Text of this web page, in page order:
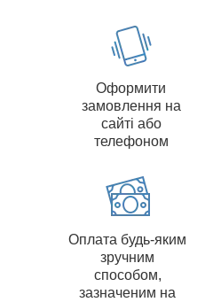
Оформити
замовлення на
сайті або
телефоном
Оплата будь-яким
зручним
способом,
зазначеним на